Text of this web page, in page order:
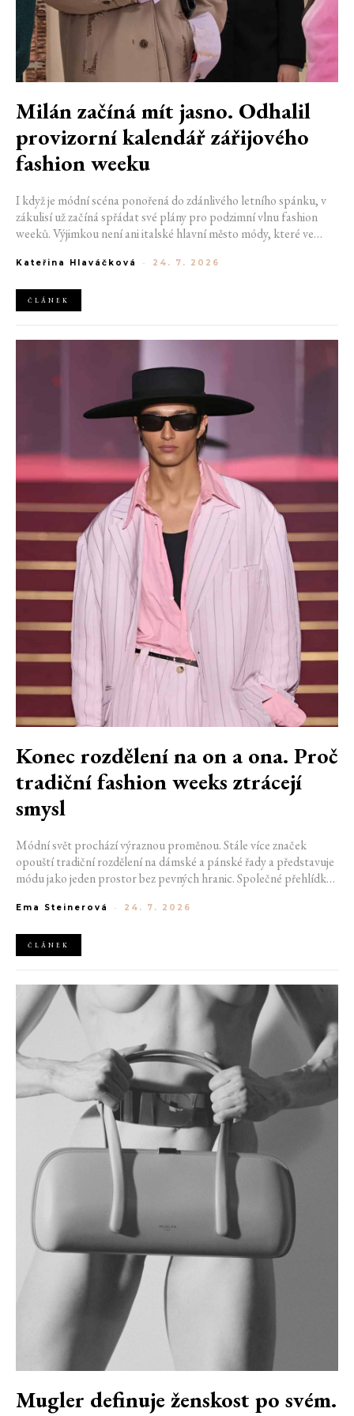
Milán začíná mít jasno. Odhalil
provizorní kalendář zářijového
fashion weeku
I když je módní scéna ponořená do zdánlivého letního spánku, v
zákulisí už začíná spřádat své plány pro podzimní vlnu fashion
weeků. Výjimkou není ani italské hlavní město módy, které ve
22. do 28. září přivítá tradiční jména, pozornost však zaměří
Moschino.
Kateřina Hlaváčková - 24. 7. 2026
ČLÁNEK
Konec rozdělení na on a ona. Proč
tradiční fashion weeks ztrácejí
smysl
Módní svět prochází výraznou proměnou. Stále více značek
opouští tradiční rozdělení na dámské a pánské řady a představuje
módu jako jeden prostor bez pevných hranic. Společné přehlídky,
klasické týdny módy mohou brzy vypadat úplně jinak.
Ema Steinerová - 24. 7. 2026
ČLÁNEK
Mugler definuje ženskost po svém.